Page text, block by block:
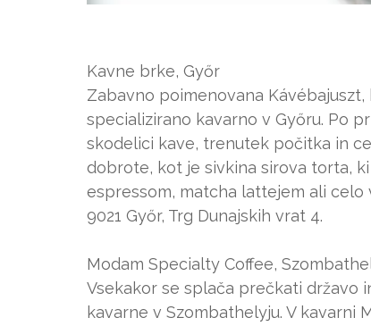
Kavne brke, Győr
Zabavno poimenovana
specializirano kavarno v Győru. Po
skodelici kave, trenutek počitka in
dobrote, kot je sivkina sirova torta,
espressom, matcha lattejem ali celo
9021 Győr, Trg Dunajskih vrat 4.
Modam Specialty Coffee,
Vsekakor se splača prečkati državo
kavarne v Szombathelyju. V kavarni